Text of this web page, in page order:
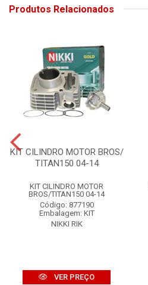
Produtos Relacionados
KIT CILINDRO MOTOR BROS/
TITAN150 04-14
KIT CILINDRO MOTOR
BROS/TITAN150 04-14
Código: 877190
Embalagem: KIT
NIKKI RIK
VER PREÇO